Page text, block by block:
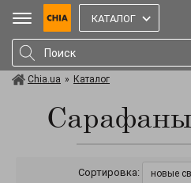
КАТАЛОГ
Chia.ua » Каталог
Сортировка: новые